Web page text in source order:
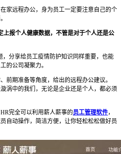
家远程办公，身为员工一定要注意自己的个
上报个人健康数据，不管是对于个人还是公
分享给员工疫情防护知识同样重要，也能
的公司凝聚力。
前期准备等角度，给出的远程办公建议。
涡中的我们，无论是企业还是个人，都必须
完全可以利用薪人薪事的员工管理软件，
自动操作，简洁方便，让你轻松松松做好员